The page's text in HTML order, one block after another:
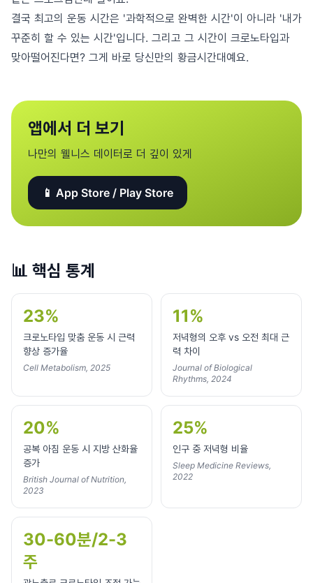
결국 최고의 운동 시간은 '과학적으로 완벽한 시간'이 아니라 '내가
꾸준히 할 수 있는 시간'입니다. 그리고 그 시간이 크로노타입과
맞아떨어진다면? 그게 바로 당신만의 황금시간대예요.
앱에서 더 보기
나만의 웰니스 데이터로 더 깊이 있게
📱 App Store / Play Store
📊 핵심 통계
23%
크로노타입 맞춤 운동 시 근력
향상 증가율
Cell Metabolism, 2025
11%
저녁형의 오후 vs 오전 최대 근
력 차이
Journal of Biological
Rhythms, 2024
20%
공복 아침 운동 시 지방 산화율
증가
British Journal of Nutrition,
2023
25%
인구 중 저녁형 비율
Sleep Medicine Reviews,
2022
30-60분/2-3
주